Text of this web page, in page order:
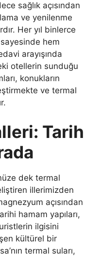
sağlık açısından
ve yenilenme
Her yıl binlerce
hem
arayışında
otellerin sunduğu
konukların
ve termal
Tarih
dek termal
illerimizden
açısından
hamam yapıları,
ilgisini
kültürel bir
termal suları,